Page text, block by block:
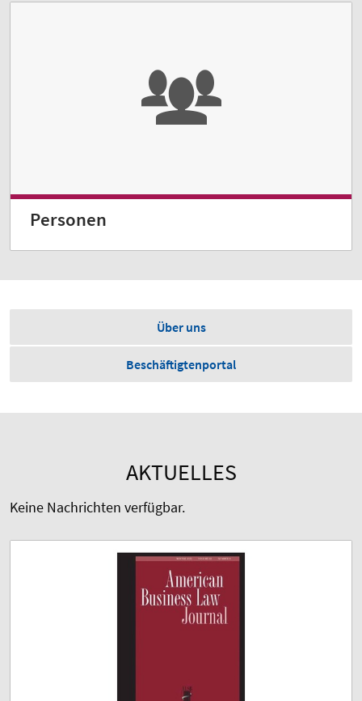
Personen
Über uns
Beschäftigtenportal
AKTUELLES
Keine Nachrichten verfügbar.